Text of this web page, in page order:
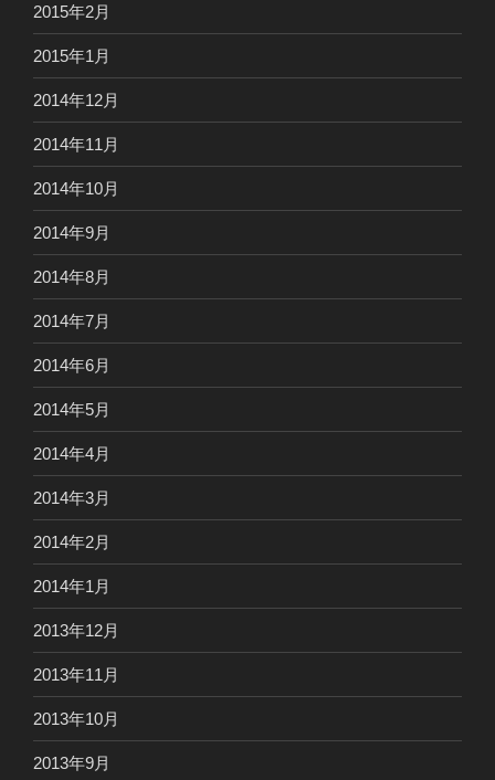
2015年2月
2015年1月
2014年12月
2014年11月
2014年10月
2014年9月
2014年8月
2014年7月
2014年6月
2014年5月
2014年4月
2014年3月
2014年2月
2014年1月
2013年12月
2013年11月
2013年10月
2013年9月